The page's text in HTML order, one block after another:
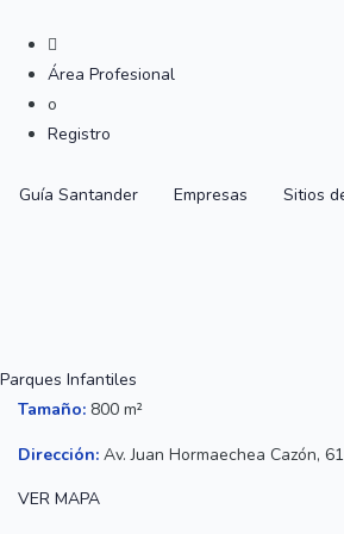
Área Profesional
o
Registro
Guía Santander Empresas Sitios
Parques Infantiles
Tamaño: 800 m²
Dirección: Av. Juan Hormaechea Cazón,
VER MAPA